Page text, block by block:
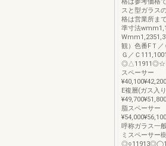
スと型ガラス
格は営業所ま
準寸法
観）色番FＴ／
Ｇ／Ｃ
スペーサー
E複層(ガス入
脂スペーサー
呼称ガラス一
ミスペーサー